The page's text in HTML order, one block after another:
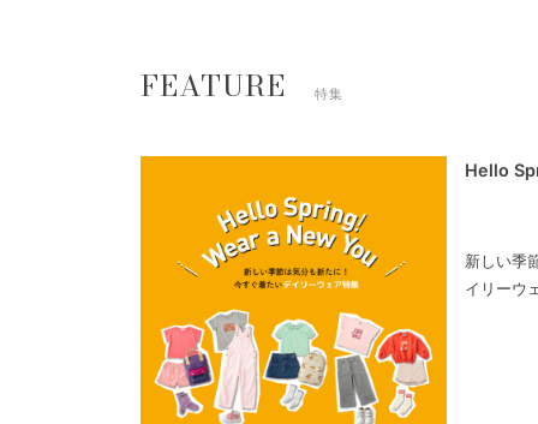
FEATURE 特集
Hello
新しい季
イリーウ